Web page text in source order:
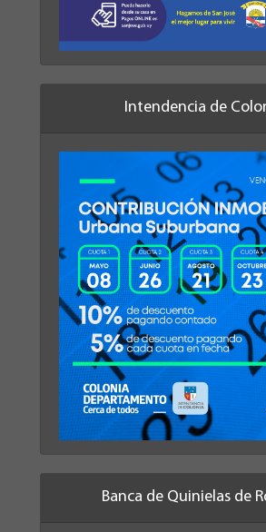
Intendencia de
Banca de Quinielas de